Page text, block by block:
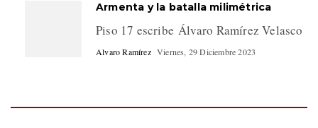
Armenta y la batalla milimétrica
Piso 17 escribe Álvaro Ramírez Velasco
Alvaro Ramírez Viernes, 29 Diciembre 2023